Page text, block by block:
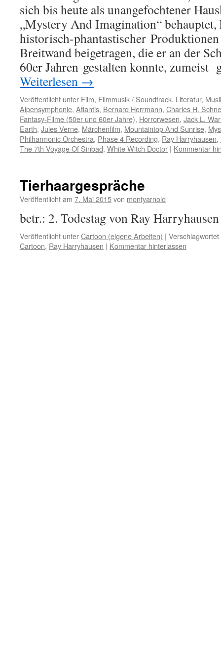
sich bis heute als unangefochtener
„Mystery And Imagination“ behauptet,
historisch-phantastischer
Breitwand beigetragen, die er an der
60er Jahren gestalten konnte, zumeist
Weiterlesen →
Veröffentlicht unter Film, Filmmusik / Soundtrack, Literatur,
Alpensymphonie, Atlantis, Bernard Herrmann, Charles H.
Fantasy-Filme (50er und 60er Jahre), Horrorwesen, Jack L.
Earth, Jules Verne, Märchenfilm, Mountaintop And Sunrise,
Philharmonic Orchestra, Phase 4 Recording, Ray Harryhausen,
The 7th Voyage Of Sinbad, White Witch Doctor | Kommentar
Tierhaargespräche
Veröffentlicht am 7. Mai 2015von montyarnold
betr.: 2. Todestag von Ray Harryhausen
Veröffentlicht unterCartoon (eigene Arbeiten) | Verschlagwortet
Cartoon, Ray Harryhausen | Kommentar hinterlassen